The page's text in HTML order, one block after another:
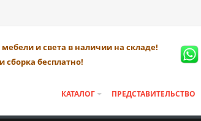
и света в наличии на складе!
сборка бесплатно!
КАТАЛОГ ПРЕДСТАВИТЕЛЬСТВО